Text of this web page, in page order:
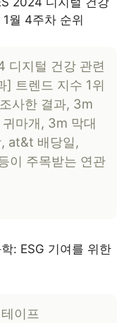
월 4주차 순위
디지털 건강 관련
] 트렌드 지수 1위
사한 결과, 3m
마개, 3m 막대
at&t 배당일,
이 주목받는 연관
: ESG 기여를 위한
이프